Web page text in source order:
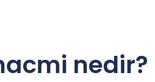
nedir?